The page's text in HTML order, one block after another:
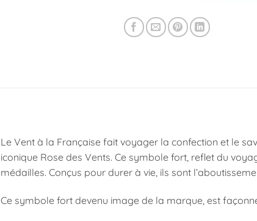
Le Vent à la Française fait voyager la confection et le
iconique Rose des Vents. Ce symbole fort, reflet du
médailles. Conçus pour durer à vie, ils sont
Ce symbole fort devenu image de la marque, est